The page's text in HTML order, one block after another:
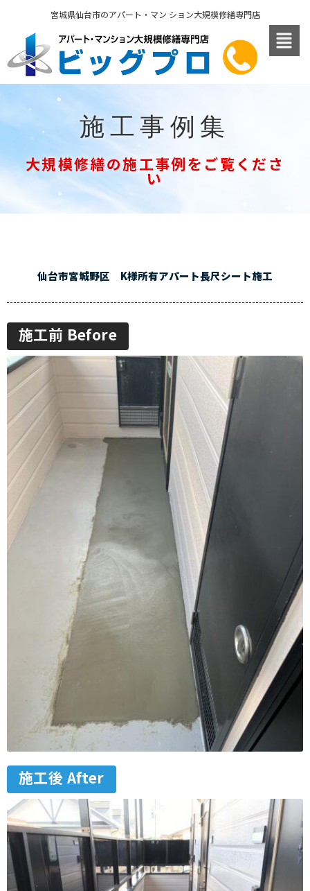
ス
宮城県仙台市のアパート・マン ション大規模修繕専門店
施工事例集
大規模修繕の施工事例をご覧くださ
い
仙台市宮城野区 K様所有アパート長尺シート施工
施工前 Before
施工後 After